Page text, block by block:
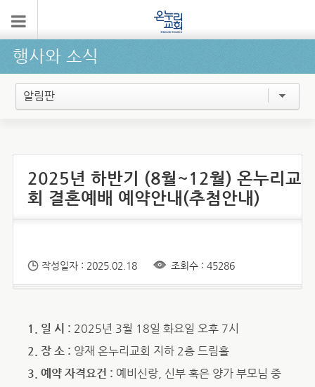
행사와 소식
알림판
2025년 하반기 (8월~12월) 온누리교
회 결혼예배 예약안내(추첨안내)
작성일자 : 2025.02.18 조회수 : 45286
1. 일 시 : 2025년 3월 18일 화요일 오후 7시
2. 장 소 : 양재 온누리교회 지하 2층 드림홀
3. 예약 자격요건 : 예비신랑, 신부 혹은 양가 부모님 중